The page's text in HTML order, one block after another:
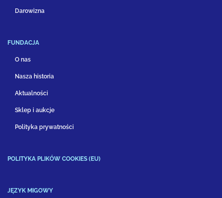
Darowizna
FUNDACJA
O nas
Nasza historia
Aktualności
Sklep i aukcje
Polityka prywatności
POLITYKA PLIKÓW COOKIES (EU)
JĘZYK MIGOWY